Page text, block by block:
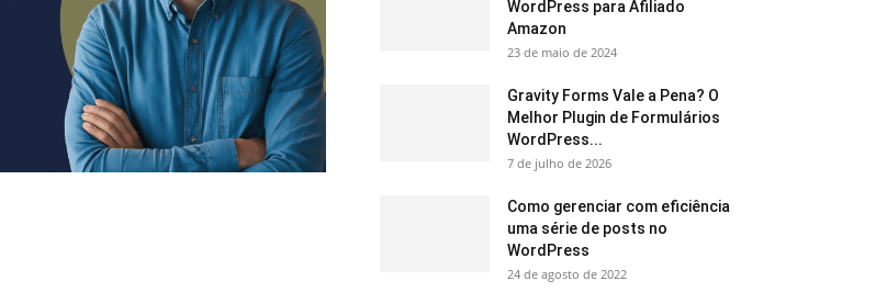
WordPress para Afiliado
Amazon
23 de maio de 2024
Gravity Forms Vale a Pena? O
Melhor Plugin de Formulários
WordPress...
7 de julho de 2026
Como gerenciar com eficiência
uma série de posts no
WordPress
24 de agosto de 2022